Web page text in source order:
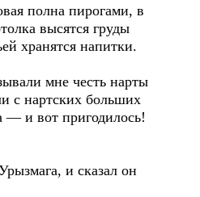
полна пирогами, в
высятся груды
хранятся напитки.
мне честь нарты
с нартских больших
— и вот пригодилось!
и сказал он